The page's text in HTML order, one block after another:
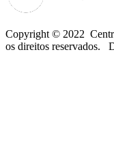
Copyright © 2022
os direitos reservados.